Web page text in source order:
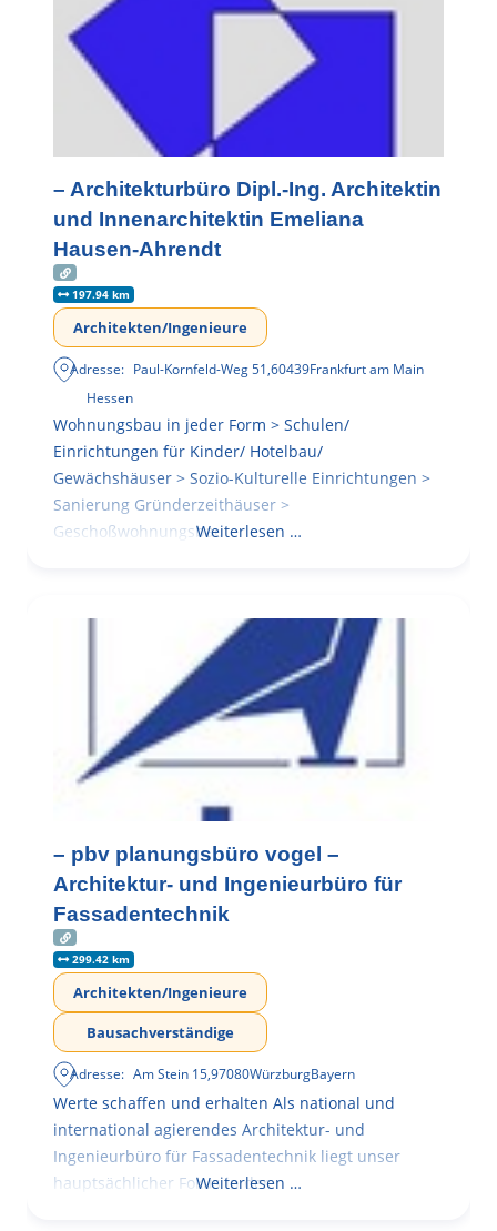
– Architekturbüro Dipl.-Ing. Architektin
und Innenarchitektin Emeliana
Hausen-Ahrendt
197.94 km
Architekten/Ingenieure
Adresse: Paul-Kornfeld-Weg 51,60439Frankfurt am Main
Hessen
Wohnungsbau in jeder Form > Schulen/
Einrichtungen für Kinder/ Hotelbau/
Gewächshäuser > Sozio-Kulturelle Einrichtungen >
Sanierung Gründerzeithäuser >
GeschoßwohnungsbauWeiterlesen …
– pbv planungsbüro vogel –
Architektur- und Ingenieurbüro für
Fassadentechnik
299.42 km
Architekten/Ingenieure
Bausachverständige
Adresse: Am Stein 15,97080WürzburgBayern
Werte schaffen und erhalten Als national und
international agierendes Architektur- und
Ingenieurbüro für Fassadentechnik liegt unser
hauptsächlicher Fokus in der
Weiterlesen …